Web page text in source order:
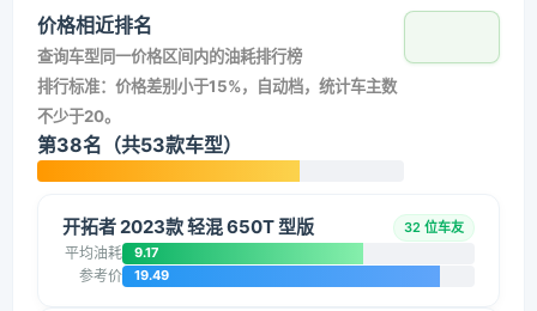
价格相近排名
查询车型同一价格区间内的油耗排行榜
排行标准：价格差别小于15%，自动档，统计车主数
不少于20。
第38名（共53款车型）
开拓者 2023款 轻混 650T 型版 32 位车友
平均油耗 9.17
参考价 19.49